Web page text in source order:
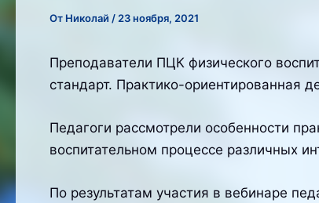
От Николай / 23 ноября, 2021
Преподаватели ПЦК физического
стандарт. Практико-ориентированная
Педагоги рассмотрели особенности
воспитательном процессе различных
По результатам участия в вебинаре